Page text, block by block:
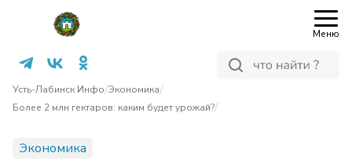
Меню
Усть-Лабинск Инфо/Экономика/
Более 2 млн гектаров: каким будет урожай?/
Экономика